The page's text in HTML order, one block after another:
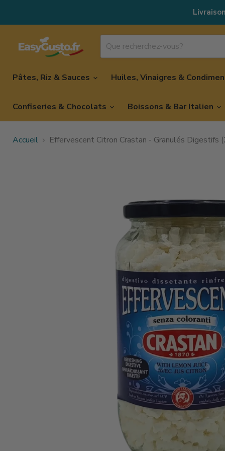
Pâtes, Riz & Sauces Huiles, Vinaigres &
Confiseries & Chocolats Boissons & Bar Italien
Accueil Effervescent Citron Crastan - Granulés Digestifs